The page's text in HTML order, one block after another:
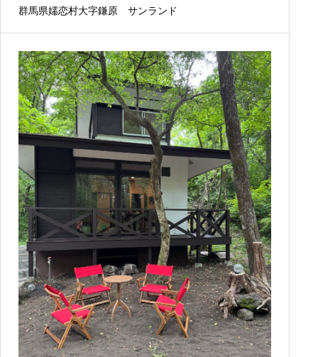
群馬県嬬恋村大字鎌原 サンランド